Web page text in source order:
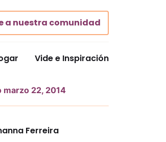
a nuestra comunidad
Vide e Inspiración
marzo 22, 2014
Ferreira